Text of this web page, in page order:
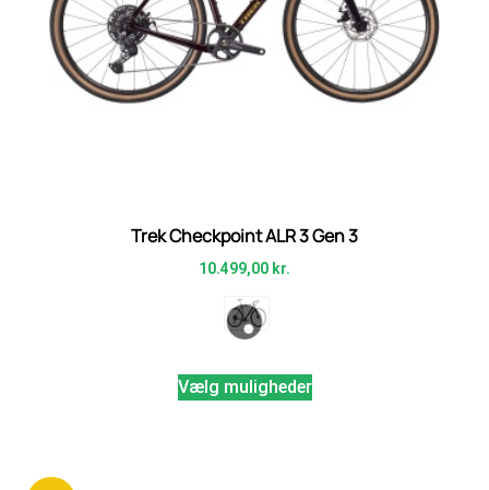
Trek Checkpoint ALR 3 Gen 3
10.499,00 kr.
Vælg muligheder